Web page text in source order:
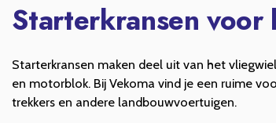
Starterkransen
Starterkransen maken deel uit van het
en motorblok. Bij Vekoma vind je een ruime
trekkers en andere landbouwvoertuigen.